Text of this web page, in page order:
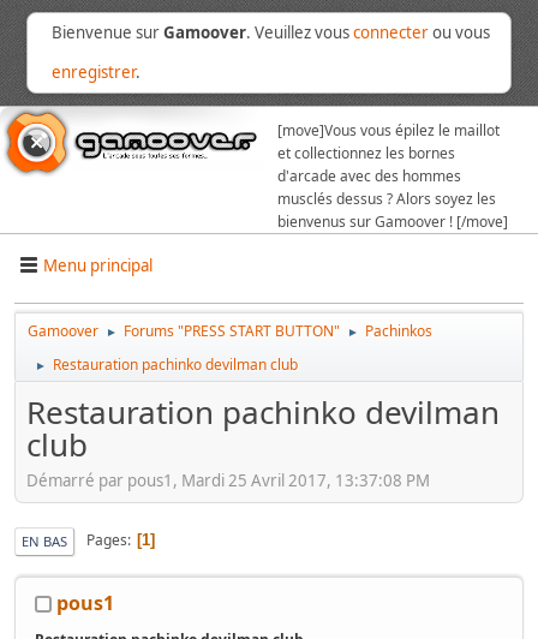
Bienvenue surGamoover. Veuillez vousconnecterou vous
enregistrer.
[move]Vous vous épilez le maillot
et collectionnez les bornes
d'arcade avec des hommes
musclés dessus ? Alors soyez les
bienvenus sur Gamoover ! [/move]
Menu principal
Gamoover ► Forums "PRESS START BUTTON" ► Pachinkos
► Restauration pachinko devilman club
Restauration pachinko devilman
club
Démarré par pous1, Mardi 25 Avril 2017, 13:37:08 PM
EN BAS Pages 1
pous1